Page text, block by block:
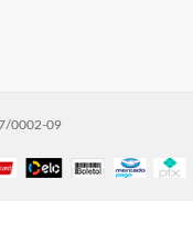
0002-09